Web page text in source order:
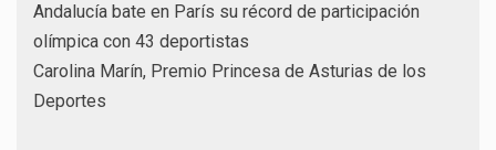
Andalucía bate en París su récord de participación
olímpica con 43 deportistas
Carolina Marín, Premio Princesa de Asturias de los
Deportes